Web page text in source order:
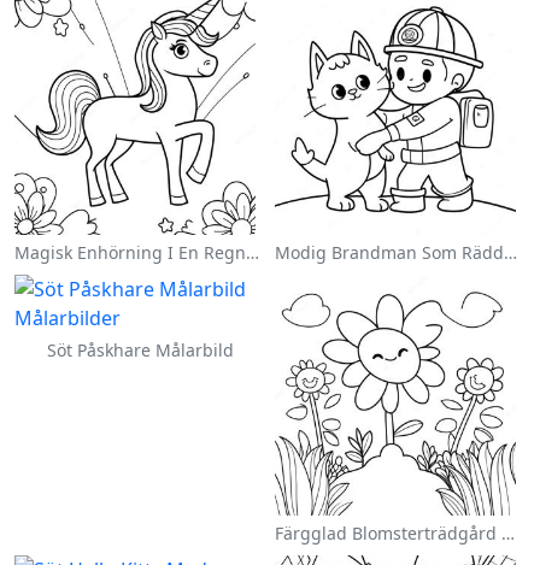
Magisk Enhörning I En Regnbåge Målarbild Modig Brandman Som Räddar En Katt Målarbild
Söt Påskhare Målarbild
Färgglad Blomsterträdgård Målarbild